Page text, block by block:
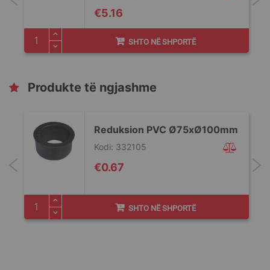
€5.16
SHTO NË SHPORTË
Produkte të ngjashme
Reduksion PVC Ø75xØ100mm
€0.67
Kodi: 332105
SHTO NË SHPORTË